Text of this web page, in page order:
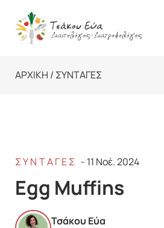
content
Άρθρα
Podcasts
Πολιτική Ραντεβού
ΑΡΧΙΚΉ / ΣΥΝΤΑΓΈΣ
ΣΥΝΤΑΓΈΣ - 11 Νοέ. 2024
Egg Muffins
Τσάκου Εύα